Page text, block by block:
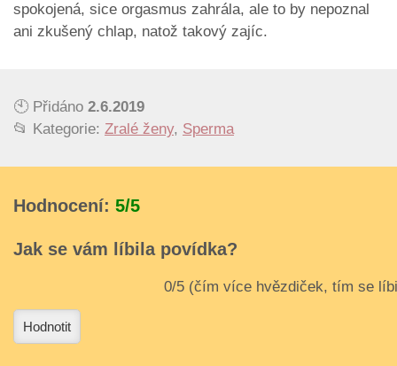
spokojená, sice orgasmus zahrála, ale to by nepoznal
ani zkušený chlap, natož takový zajíc.
🕙 Přidáno 2.6.2019
📂 Kategorie: Zralé ženy, Sperma
Hodnocení: 5/5
Jak se vám líbila povídka?
Hodnotit